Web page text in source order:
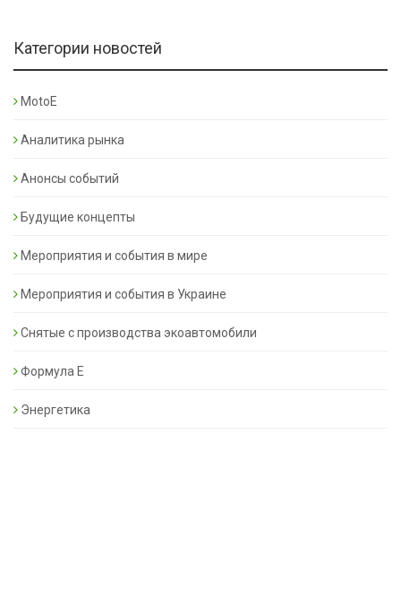
Категории новостей
MotoE
Аналитика рынка
Анонсы событий
Будущие концепты
Мероприятия и события в мире
Мероприятия и события в Украине
Снятые с производства экоавтомобили
Формула Е
Энергетика